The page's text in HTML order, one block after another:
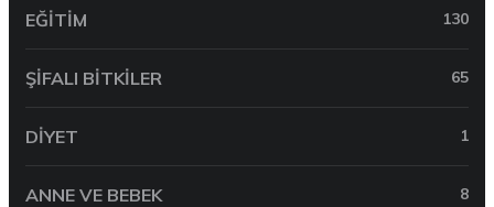
EĞITIM 130
ŞIFALI BITKILER 65
DIYET 1
ANNE VE BEBEK 8